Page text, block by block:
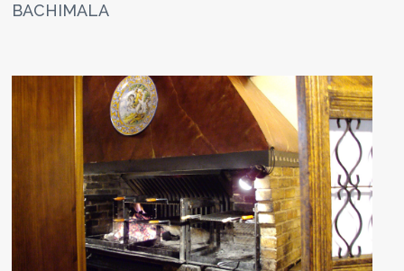
BACHIMALA